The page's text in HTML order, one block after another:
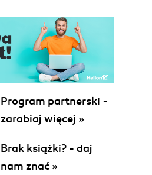
Program partnerski -
zarabiaj więcej »
Brak książki? - daj
nam znać »